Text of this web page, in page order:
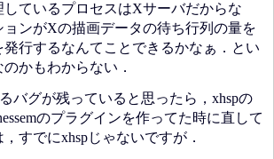
しているプロセスはXサーバだからな
ョンがXの描画データの待ち行列の量を
行するなんてことできるかなぁ．とい
かもわからない．
バグが残っていると思ったら，xhspの
のプラグインを作ってた時に直して
すでにxhspじゃないですが．